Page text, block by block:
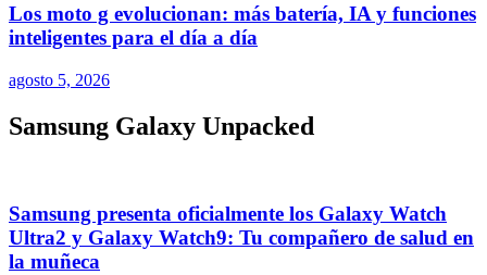
Los moto g evolucionan: más batería, IA y funciones
inteligentes para el día a día
agosto 5, 2026
Samsung Galaxy Unpacked
Samsung presenta oficialmente los Galaxy Watch
Ultra2 y Galaxy Watch9: Tu compañero de salud en
la muñeca